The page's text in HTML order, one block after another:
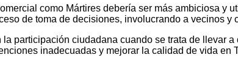
como Mártires debería ser más ambiciosa y
de toma de decisiones, involucrando a vecinos y
participación ciudadana cuando se trata de llevar
inadecuadas y mejorar la calidad de vida en